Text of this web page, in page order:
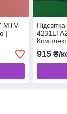
MTV-
|
915₴/